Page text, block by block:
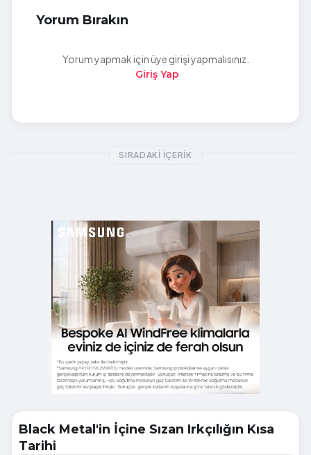
Yorum Bırakın
Yorum yapmak için üye girişi yapmalısınız.
Giriş Yap
SIRADAKI İÇERIK
Black Metal'in İçine Sızan Irkçılığın Kısa
Tarihi